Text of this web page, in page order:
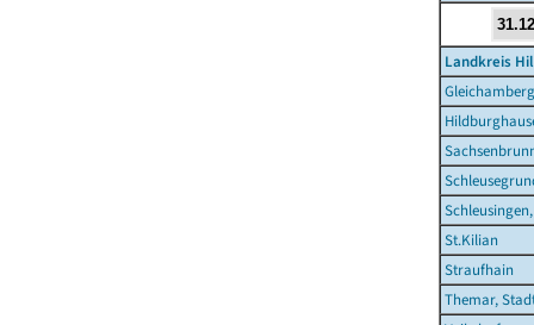
Landkreis
Gleichamberg
St.Kilian
Straufhain
Themar,